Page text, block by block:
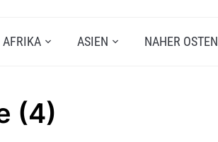
AFRIKA ASIEN NAHER OSTEN
(4)